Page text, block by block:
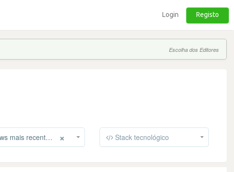
Login Registo
Escolha dos Editores
×
mais recentes Stack tecnológico